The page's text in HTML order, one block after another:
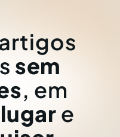
sem
, em
e